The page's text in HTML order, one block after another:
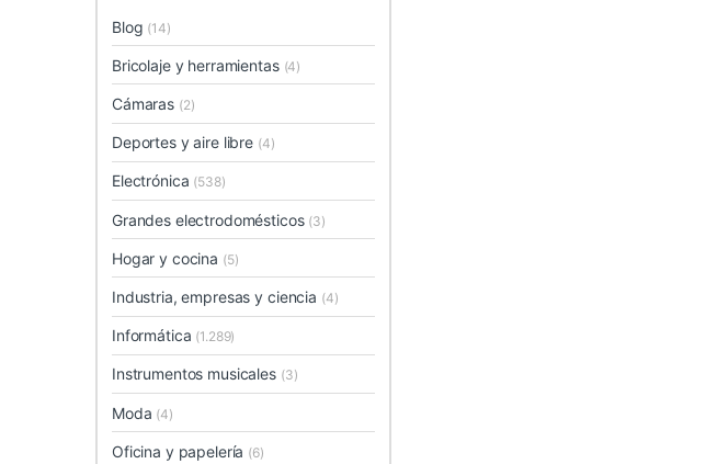
Blog (14)
Bricolaje y herramientas (4)
Cámaras (2)
Deportes y aire libre (4)
Electrónica (538)
Grandes electrodomésticos (3)
Hogar y cocina (5)
Industria, empresas y ciencia (4)
Informática (1.289)
Instrumentos musicales (3)
Moda (4)
Oficina y papelería (6)